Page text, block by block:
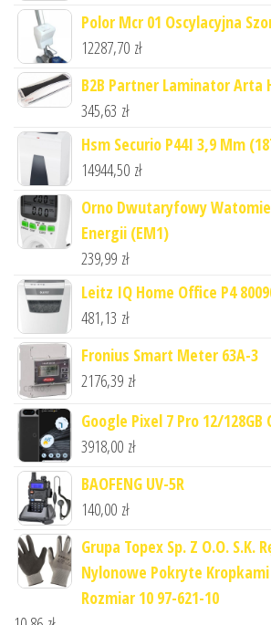
Polor Mcr 01 Oscylacyjna
12287,70 zł
B2B Partner Laminator Arta
345,63 zł
Hsm Securio P44I 3,9 Mm
14944,50 zł
Orno Dwutaryfowy
Energii (EM1)
239,99 zł
Leitz IQ Home Office P4
481,13 zł
Fronius Smart Meter 63A-3
2176,39 zł
Google Pixel 7 Pro 12/128GB
3918,00 zł
BAOFENG UV-5R
140,00 zł
Grupa Topex Sp. Z O.O. S.K.
Nylonowe Pokryte
Rozmiar 10 97-621-10